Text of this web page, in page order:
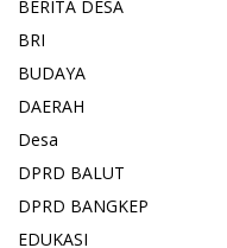
BERITA DESA
BRI
BUDAYA
DAERAH
Desa
DPRD BALUT
DPRD BANGKEP
EDUKASI